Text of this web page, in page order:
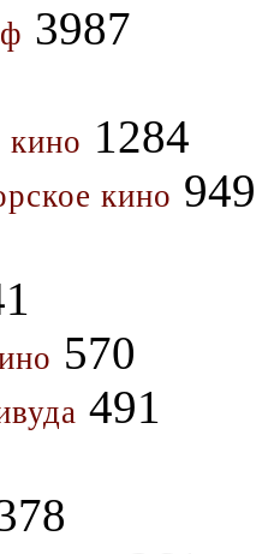
3987
кино 1284
кино 949
570
491